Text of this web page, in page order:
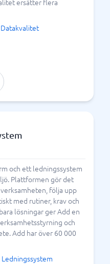
göra fel när ni
på just hantering av
leverantörer erbjuder
Med detta i åtanke
på svenska
en jämförelse med och
bäst lämpat för er.
här på
som passar ert
ersätter flera
och ett ledningssystem
Plattformen gör det
följa upp
med rutiner, krav och
lösningar ger Add en
och
Add har över 60 000